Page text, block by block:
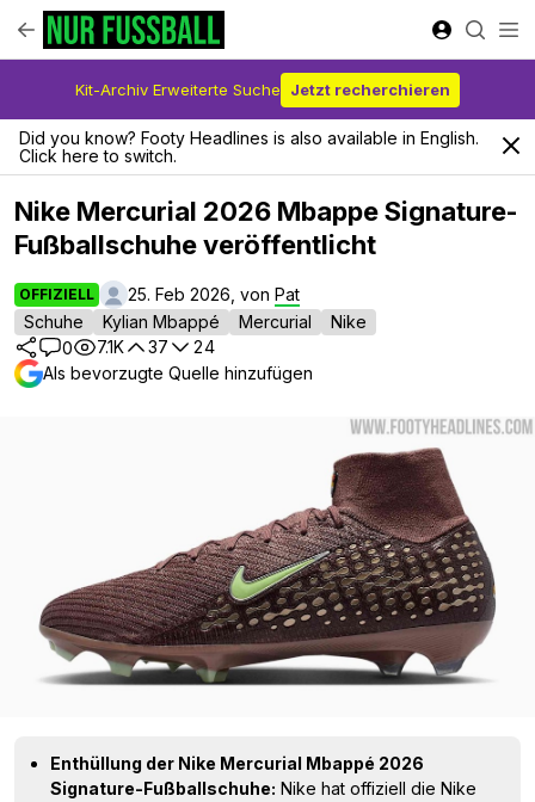
Kit-Archiv Erweiterte Suche Jetzt recherchieren
Did you know? Footy Headlines is also available in English.
Click here to switch.
Nike Mercurial 2026 Mbappe Signature-
Fußballschuhe veröffentlicht
OFFIZIELL 25. Feb 2026, von Pat
Schuhe
Kylian Mbappé Mercurial
Nike
0
7.1K 37
24
Als bevorzugte Quelle hinzufügen
Enthüllung der Nike Mercurial Mbappé 2026
Signature-Fußballschuhe: Nike hat offiziell die Nike